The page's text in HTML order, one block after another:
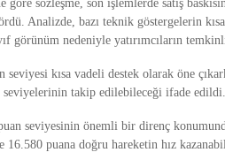
sözleşme, son işlemlerde satış
Analizde, bazı teknik göstergelerin
görünüm nedeniyle yatırımcıların
kısa vadeli destek olarak öne
takip edilebileceği ifade edildi.
seviyesinin önemli bir direnç
16.580 puana doğru hareketin hız